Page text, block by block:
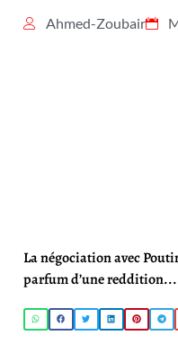
Ahmed-Zoubair
La négociation avec
parfum d’une reddition...